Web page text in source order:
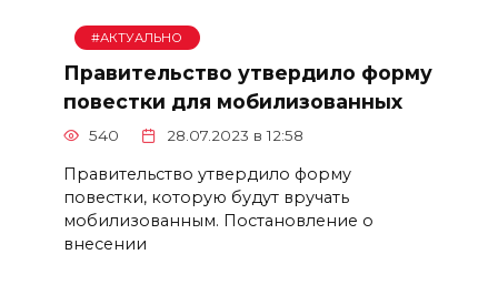
#АКТУАЛЬНО
Правительство утвердило форму
повестки для мобилизованных
540 28.07.2023 в 12:58
Правительство утвердило форму
повестки, которую будут вручать
мобилизованным. Постановление о
внесении